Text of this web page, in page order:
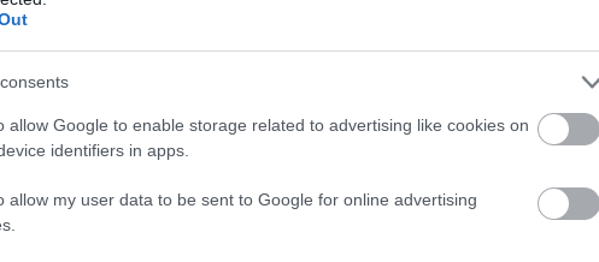
allow Google to enable storage related to advertising like cookies on
identifiers in apps.
allow my user data to be sent to Google for online advertising
építi. Ez egyértelműen más, mint a Novák Katalin–Varga
(a kegyelmi botrány) miatt vállalt politikai felelősséget
aktus volt az alap. Most viszont bizonyíték nélküli állításokrólvan